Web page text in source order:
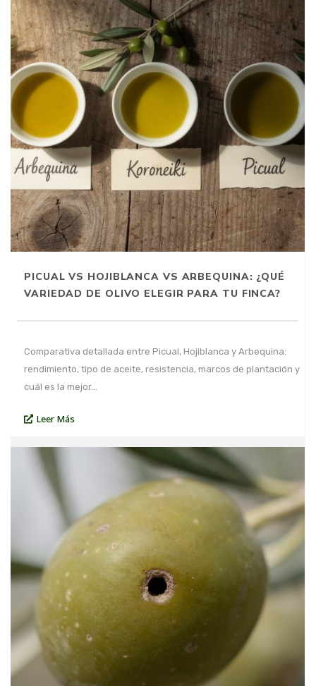
PICUAL VS HOJIBLANCA VS ARBEQUINA: ¿QUÉ
VARIEDAD DE OLIVO ELEGIR PARA TU FINCA?
Comparativa detallada entre Picual, Hojiblanca y Arbequina:
rendimiento, tipo de aceite, resistencia, marcos de plantación y
cuál es la mejor…
Leer Más